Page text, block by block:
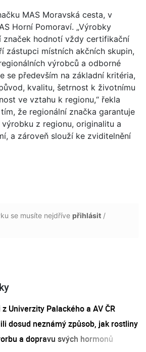
MAS Moravská cesta, v
Horní Pomoraví. „Výrobky
značek hodnotí vždy certifikační
zástupci místních akčních skupin,
výrobců a odborné
se především na základní kritéria,
kvalitu, šetrnost k životnímu
ve vztahu k regionu,“ řekla
že regionální značka garantuje
z regionu, originalitu a
a zároveň slouží ke zviditelnění
se musíte nejdříve přihlásit /
z Univerzity Palackého a AV ČR
dosud neznámý způsob, jak rostliny
a dopravu svých hormonů